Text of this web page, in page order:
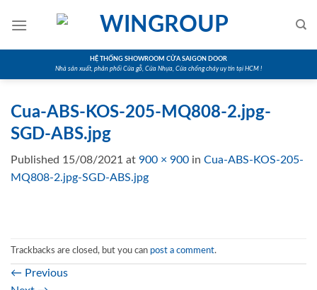
HỆ THỐNG SHOWROOM CỬA SAIGON DOOR
Nhà sản xuất, phân phối Cửa gỗ, Cửa Nhựa, Cửa chống cháy uy tín tại HCM !
Cua-ABS-KOS-205-MQ808-2.jpg-
SGD-ABS.jpg
Published 15/08/2021 at 900 × 900 in Cua-ABS-KOS-205-
MQ808-2.jpg-SGD-ABS.jpg
Trackbacks are closed, but you can post a comment.
← Previous